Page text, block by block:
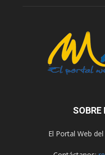
SOBRE
El Portal Web